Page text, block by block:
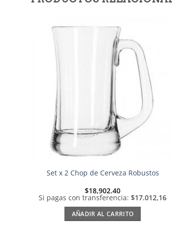
deseos
Set x 2 Chop de Cerveza Robustos
$18,902.40
Si pagas con transferencia: $17.012,16
AÑADIR AL CARRITO